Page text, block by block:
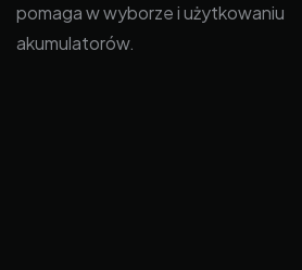
pomaga w wyborze i użytkowaniu
akumulatorów.